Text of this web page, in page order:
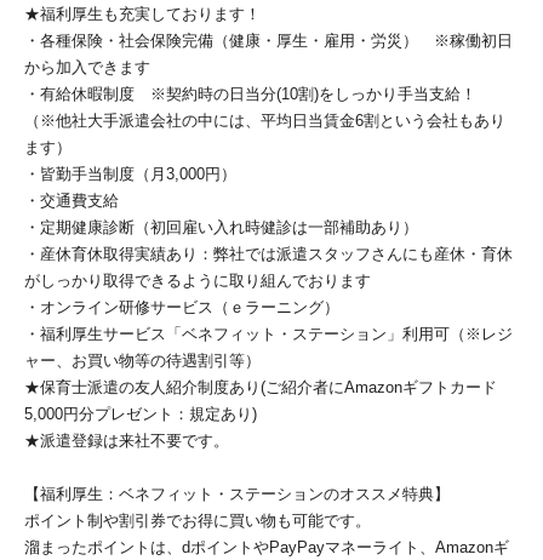
★福利厚生も充実しております！
・各種保険・社会保険完備（健康・厚生・雇用・労災） ※稼働初日
から加入できます
・有給休暇制度 ※契約時の日当分(10割)をしっかり手当支給！
（※他社大手派遣会社の中には、平均日当賃金6割という会社もあり
ます）
・皆勤手当制度（月3,000円）
・交通費支給
・定期健康診断（初回雇い入れ時健診は一部補助あり）
・産休育休取得実績あり：弊社では派遣スタッフさんにも産休・育休
がしっかり取得できるように取り組んでおります
・オンライン研修サービス（ｅラーニング）
・福利厚生サービス「ベネフィット・ステーション」利用可（※レジ
ャー、お買い物等の待遇割引等）
★保育士派遣の友人紹介制度あり(ご紹介者にAmazonギフトカード
5,000円分プレゼント：規定あり)
★派遣登録は来社不要です。
【福利厚生：ベネフィット・ステーションのオススメ特典】
ポイント制や割引券でお得に買い物も可能です。
溜まったポイントは、dポイントやPayPayマネーライト、Amazonギ